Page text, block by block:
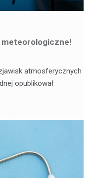
atmosferycznych
opublikował